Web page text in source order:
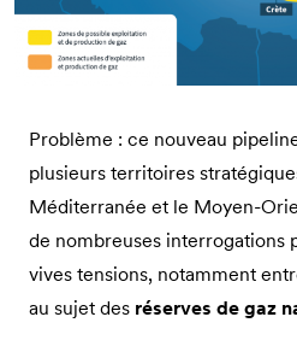
Problème : ce nouveau
plusieurs territoires
Méditerranée et le Moyen-
de nombreuses interrogations
vives tensions, notamment
au sujet des réserves de gaz